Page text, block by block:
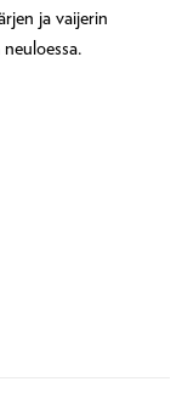
ja vaijerin